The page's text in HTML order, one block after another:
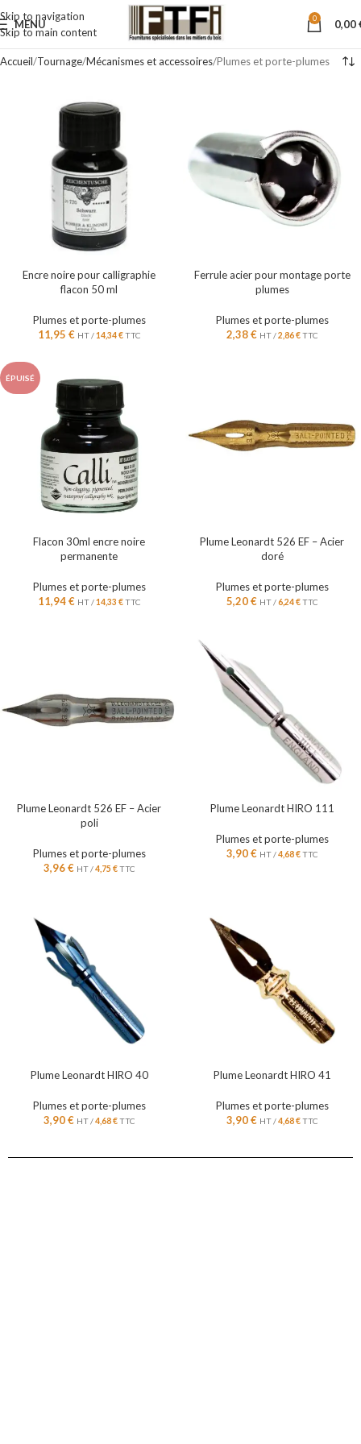
Skip to navigation
Skip to main content
MENU 0 0,00
Accueil Tournage Mécanismes et accessoires Plumes et porte-plumes
Encre noire pour calligraphie
flacon 50 ml
Plumes et porte-plumes
11,95 € HT /14,34€TTC
Ferrule acier pour montage porte
plumes
Plumes et porte-plumes
2,38€ HT /2,86€TTC
ÉPUISÉ
Flacon 30ml encre noire
permanente
Plumes et porte-plumes
11,94€ HT /14,33 €TTC
Plume Leonardt 526 EF – Acier
doré
Plumes et porte-plumes
5,20€ HT /6,24€TTC
Plume Leonardt 526 EF – Acier
poli
Plumes et porte-plumes
3,96€ HT /4,75 €TTC
Plume Leonardt HIRO 111
Plumes et porte-plumes
3,90€ HT /4,68€TTC
Plume Leonardt HIRO 40
Plumes et porte-plumes
3,90€ HT /4,68€TTC
Plume Leonardt HIRO 41
Plumes et porte-plumes
3,90€ HT /4,68€TTC